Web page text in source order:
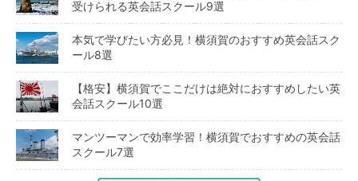
受けられる英会話スクール9選
本気で学びたい方必見！横須賀のおすすめ英会話スク
ール8選
【格安】横須賀でここだけは絶対におすすめしたい英
会話スクール10選
マンツーマンで効率学習！横須賀でおすすめの英会話
スクール7選